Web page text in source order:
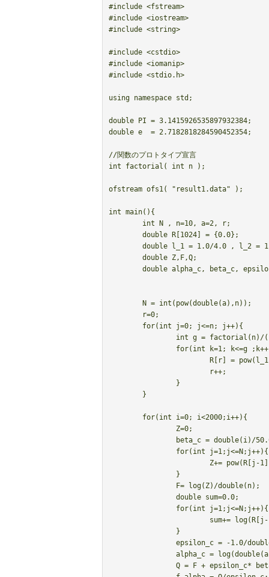
#include <fstream>
#include <iostream>
#include <string>
#include <cstdio>
#include <iomanip>
#include <stdio.h>
using namespace std;
double PI = 3.1415926535897932384;
double e  = 2.7182818284590452354;
//関数のプロトタイプ宣言
int factorial( int n );
ofstream ofs1( "result1.data" );
int main(){